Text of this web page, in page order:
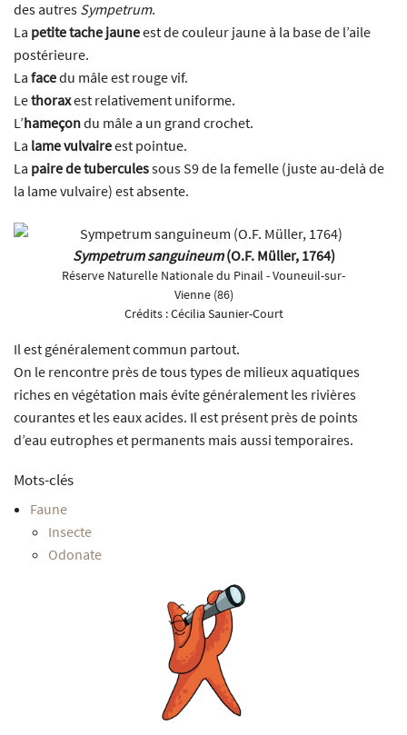
des autres Sympetrum.
La petite tache jauneest de couleur jaune à la base de l’aile
postérieure.
La facedu mâle est rouge vif.
Lethoraxest relativement uniforme.
L’hameçondu mâle a un grand crochet.
La lame vulvaireest pointue.
La paire de tuberculessous S9 de la femelle (juste au-delà de
la lame vulvaire) est absente.
Sympetrum sanguineum(O.F. Müller, 1764)
Réserve Naturelle Nationale du Pinail - Vouneuil-sur-
Vienne (86)
Crédits :Cécilia Saunier-Court
Il est généralement commun partout.
On le rencontre près de tous types de milieux aquatiques
riches en végétation mais évite généralement les rivières
courantes et les eaux acides. Il est présent près de points
d’eau eutrophes et permanents mais aussi temporaires.
Mots-clés
Faune
Insecte
Odonate